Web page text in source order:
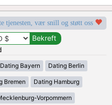
tjenesten, vær snill og støtt oss
Dating Bayern Dating Berlin
Bremen Dating Hamburg
Vorpommern